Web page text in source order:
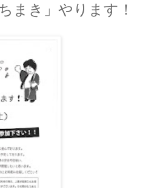
まき」やります！